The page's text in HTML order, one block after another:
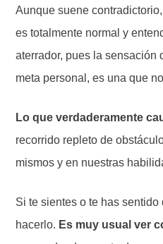
Aunque suene contradictorio,
es totalmente normal y
aterrador, pues la sensación
meta personal, es una que
Lo que verdaderamente
recorrido repleto de
mismos y en nuestras
Si te sientes o te has
hacerlo. Es muy usual ver